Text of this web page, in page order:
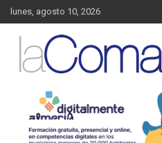
Saltar
al
contenido
lunes, agosto 10, 2026
La Comarca –
Almanzora
Almanzora y sus localidades.